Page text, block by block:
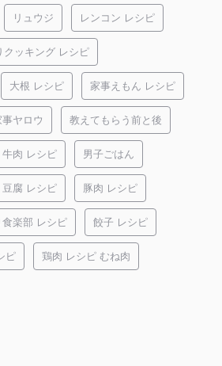
リュウジ レンコン レシピ
クッキング レシピ
大根 レシピ 家事えもん レシピ
事ヤロウ 教えてもらう前と後
牛肉 レシピ 男子ごはん
豆腐 レシピ 豚肉 レシピ
楽部 レシピ 餃子 レシピ
ピ 鶏肉 レシピ むね肉